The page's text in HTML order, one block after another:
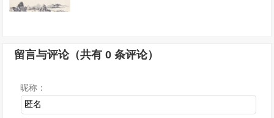
留言与评论（共有0 条评论）
昵称：